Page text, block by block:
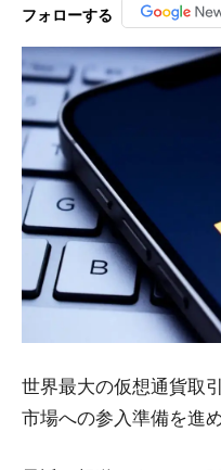
フォローする
世界最大の仮想通貨取
市場への参入準備を進